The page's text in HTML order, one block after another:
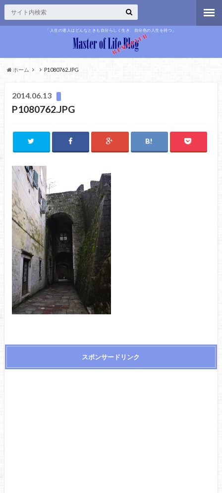
「人生の達人はどんなときも自分らしく生き、自分色の人生を持つ」
ホーム P1080762.JPG
2014.06.13
P1080762.JPG
スポンサードリンク